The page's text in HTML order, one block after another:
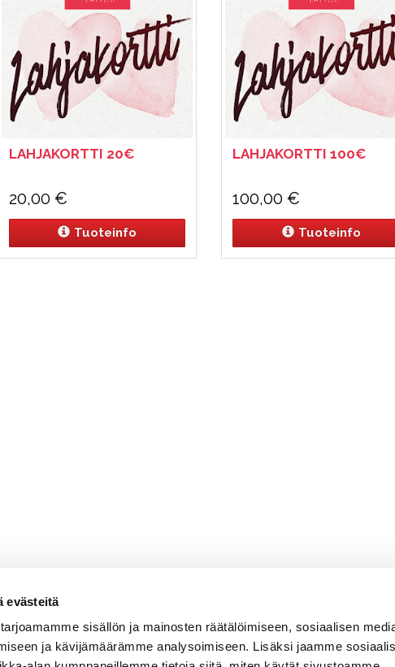
evästeitä
sisällön ja mainosten räätälöimiseen, sosiaalisen
ja kävijämäärämme analysoimiseen. Lisäksi jaamme
LAHJAKORTTI 20€
20,00 €
Tuoteinfo
LAHJAKORTTI 100€
100,00€
Tuoteinfo